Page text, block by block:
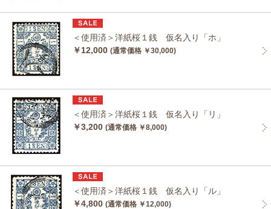
＜使用済＞洋紙桜１銭 仮名入り「ホ」
￥12,000 (通常価格 ￥30,000)
＜使用済＞洋紙桜１銭 仮名入り「リ」
￥3,200 (通常価格 ￥8,000)
＜使用済＞洋紙桜１銭 仮名入り「ル」
￥4,800 (通常価格 ￥12,000)